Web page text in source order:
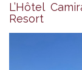
L’Hôtel
Resort